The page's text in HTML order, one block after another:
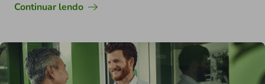
Continuar lendo